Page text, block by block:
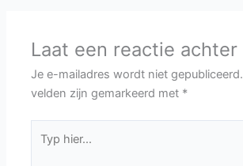
Laat een reactie achter
Je e-mailadres wordt niet gepubliceerd.
velden zijn gemarkeerd met *
hier...